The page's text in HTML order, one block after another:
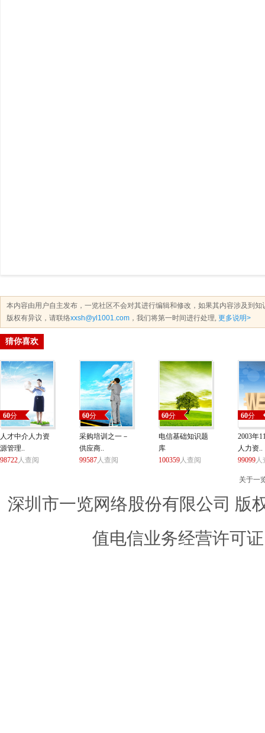
本内容由用户自主发布，一览社区不会对其进行编辑和修改，如果其内容涉及到
版权有异议，请联络xxsh@yl1001.com ，我们将第一时间进行处理, 更多说明>
猜你喜欢
60分
人才中介人力资
源管理..
98722人查阅
60分
采购培训之一－
供应商..
99587人查阅
60分
电信基础知识题
库
100359人查阅
60分
2003年
人力资..
99099人
关于一
深圳市一览网络股份有限公司 版
值电信业务经营许可